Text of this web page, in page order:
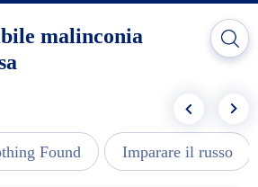
malinconia
Found Imparare il russo